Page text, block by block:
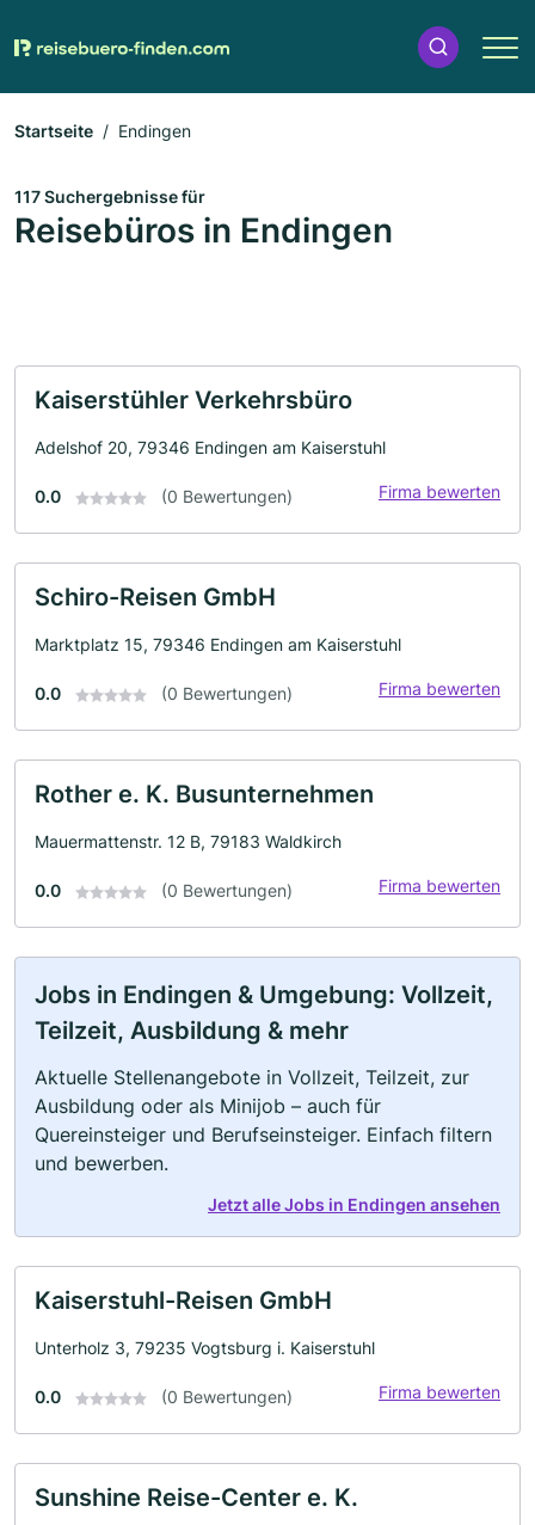
Startseite Endingen
117 Suchergebnisse für
Reisebüros in Endingen
Kaiserstühler Verkehrsbüro
Adelshof 20, 79346 Endingen am Kaiserstuhl
0.0 (0 Bewertungen) Firma bewerten
Schiro-Reisen GmbH
Marktplatz 15, 79346 Endingen am Kaiserstuhl
0.0 (0 Bewertungen) Firma bewerten
Rother e. K. Busunternehmen
Mauermattenstr. 12 B, 79183 Waldkirch
0.0 (0 Bewertungen) Firma bewerten
Jobs in Endingen & Umgebung: Vollzeit,
Teilzeit, Ausbildung & mehr
Aktuelle Stellenangebote in Vollzeit, Teilzeit, zur
Ausbildung oder als Minijob – auch für
Quereinsteiger und Berufseinsteiger. Einfach filtern
und bewerben.
Jetzt alle Jobs in Endingen ansehen
Kaiserstuhl-Reisen GmbH
Unterholz 3, 79235 Vogtsburg i. Kaiserstuhl
0.0 (0 Bewertungen) Firma bewerten
Sunshine Reise-Center e. K.